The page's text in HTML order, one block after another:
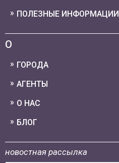
ПОЛЕЗНЫЕ ИНФОРМАЦИИ
О
ГОРОДА
АГЕНТЫ
О НАС
БЛОГ
новостная рассылка